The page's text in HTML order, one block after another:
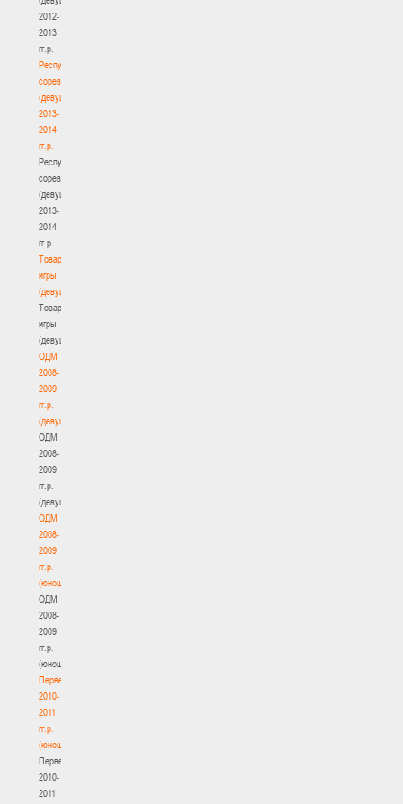
2012-
2013
гг.р.
Республиканские
соревнования
(девушки)
2013-
2014
гг.р.
Республиканские
соревнования
(девушки)
2013-
2014
гг.р.
Товарищеские
игры
(девушки)
Товарищеские
игры
(девушки)
ОДМ
2008-
2009
гг.р.
(девушки)
ОДМ
2008-
2009
гг.р.
(девушки)
ОДМ
2008-
2009
гг.р.
(юноши)
ОДМ
2008-
2009
гг.р.
(юноши)
Первенство
2010-
2011
гг.р.
(юноши)
Первенство
2010-
2011